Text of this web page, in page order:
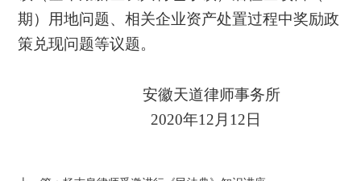
期）用地问题、相关企业资产处置过程中奖励政
策兑现问题等议题。
安徽天道律师事务所
2020年12月12日